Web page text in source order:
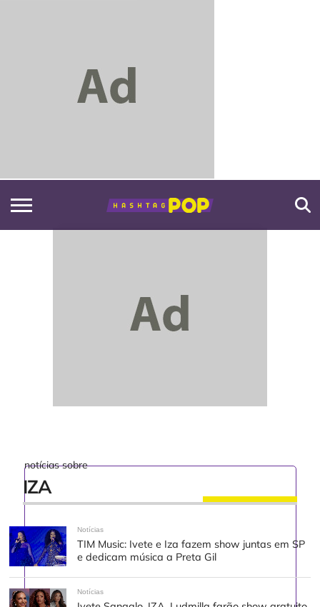
notícias sobre
IZA
Notícias
TIM Music: Ivete e Iza fazem show juntas em SP
e dedicam música a Preta Gil
Notícias